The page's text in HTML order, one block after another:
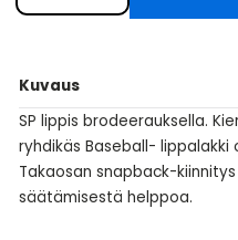
Kuvaus
SP lippis brodeerauksella.
ryhdikäs Baseball- lippalakki
Takaosan snapback-
säätämisestä helppoa.